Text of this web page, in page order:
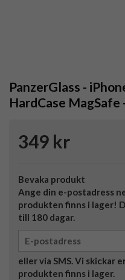
PanzerGlass -
HardCase MagSafe
349 kr
Bevaka produkt
Ange din e-postadress
produkten finns i lager!
till 180 dagar.
eller via SMS. Vi skickar
produkten finns i lager.